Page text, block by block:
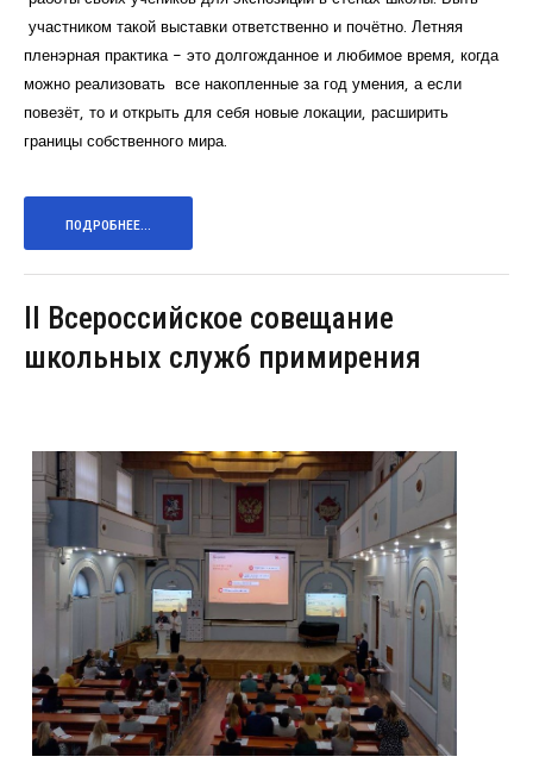
участником такой выставки ответственно и почётно. Летняя
пленэрная практика - это долгожданное и любимое время, когда
можно реализовать все накопленные за год умения, а если
повезёт, то и открыть для себя новые локации, расширить
границы собственного мира.
ПОДРОБНЕЕ...
II Всероссийское совещание
школьных служб примирения